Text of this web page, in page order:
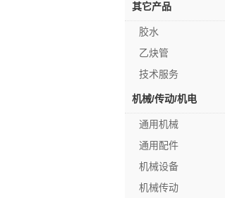
其它产品
胶水
乙炔管
技术服务
机械/传动/机电
通用机械
通用配件
机械设备
机械传动